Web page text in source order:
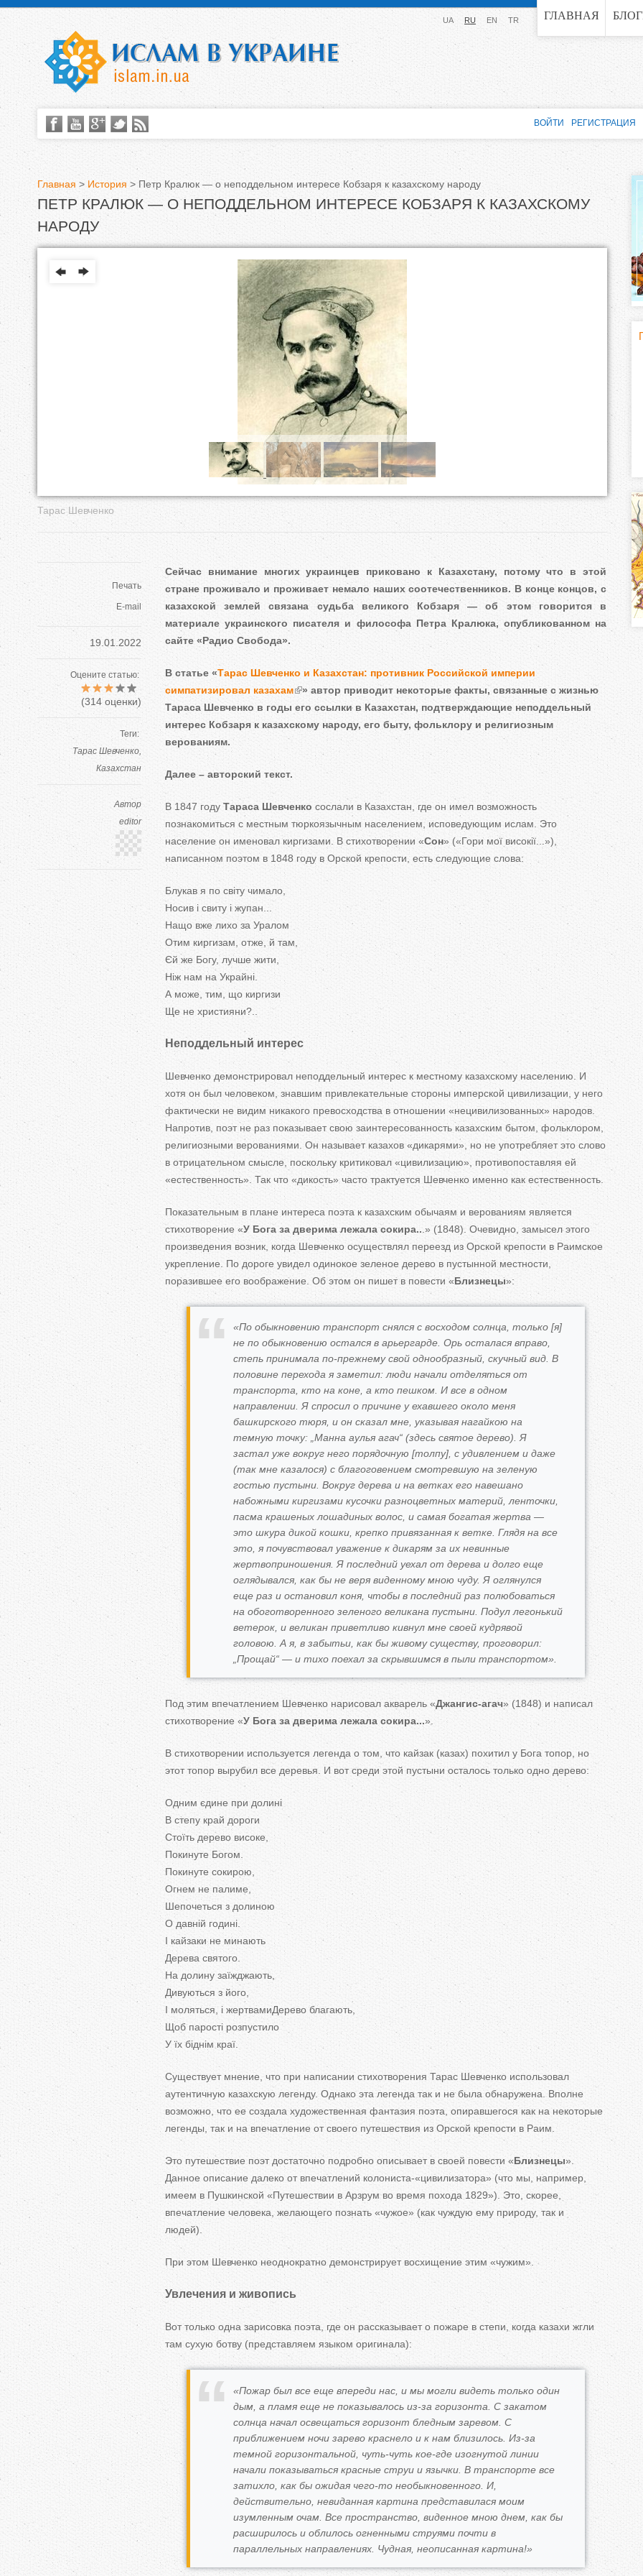
Jump to navigation ГЛАВНАЯ
UA RU EN TR
В
ы
Главная > История > Петр Кралюк — о неподдельном интересе Кобзаря к казахскому народу
ПЕТР КРАЛЮК — О НЕПОДДЕЛЬНОМ ИНТЕРЕСЕ КОБЗАРЯ К КАЗАХСКОМУ
НАРОДУ
Тарас Шевченко
Печать
E-mail
19.01.2022
Оцените статью:
(314 оценки)
Теги:
Тарас Шевченко
Казахстан
Автор
editor
Сейчас внимание многих украинцев приковано к Казахстану, потому что в этой
стране проживало и проживает немало наших соотечественников. В конце концов, с
казахской землей связана судьба великого Кобзаря — об этом говорится в
материале украинского писателя и философа Петра Кралюка, опубликованном на
сайте «Радио Свобода».
В статье «Тарас Шевченко и Казахстан: противник Российской империи
симпатизировал казахам
» автор приводит некоторые факты, связанные с жизнью
Тараса Шевченко в годы его ссылки в Казахстан, подтверждающие неподдельный
интерес Кобзаря к казахскому народу, его быту, фольклору и религиозным
верованиям.
Далее – авторский текст.
В 1847 году Тараса Шевченко сослали в Казахстан, где он имел возможность
познакомиться с местным тюркоязычным населением, исповедующим ислам. Это
население он именовал киргизами. В стихотворении «Сон» («Гори мої високії...»),
написанном поэтом в 1848 году в Орской крепости, есть следующие слова:
Блукав я по світу чимало,
Носив і свиту і жупан...
Нащо вже лихо за Уралом
Отим киргизам, отже, й там,
Єй же Богу, лучше жити,
Ніж нам на Украйні.
А може, тим, що киргизи
Ще не християни?..
Неподдельный интерес
Шевченко демонстрировал неподдельный интерес к местному казахскому населению. И
хотя он был человеком, знавшим привлекательные стороны имперской цивилизации, у него
фактически не видим никакого превосходства в отношении «нецивилизованных» народов.
Напротив, поэт не раз показывает свою заинтересованность казахским бытом, фольклором,
религиозными верованиями. Он называет казахов «дикарями», но не употребляет это слово
в отрицательном смысле, поскольку критиковал «цивилизацию», противопоставляя ей
«естественность». Так что «дикость» часто трактуется Шевченко именно как естественность.
Показательным в плане интереса поэта к казахским обычаям и верованиям является
стихотворение «У Бога за дверима лежала сокира.. .» (1848). Очевидно, замысел этого
произведения возник, когда Шевченко осуществлял переезд из Орской крепости в Раимское
укрепление. По дороге увидел одинокое зеленое дерево в пустынной местности,
поразившее его воображение. Об этом он пишет в повести «Близнецы»:
«По обыкновению транспорт снялся с восходом солнца, только [я]
не по обыкновению остался в арьергарде. Орь осталася вправо,
степь принимала по-прежнему свой однообразный, скучный вид. В
половине перехода я заметил: люди начали отделяться от
транспорта, кто на коне, а кто пешком. И все в одном
направлении. Я спросил о причине у ехавшего около меня
башкирского тюря, и он сказал мне, указывая нагайкою на
темную точку: „Манна аулья агач“ (здесь святое дерево). Я
застал уже вокруг него порядочную [толпу], с удивлением и даже
(так мне казалося) с благоговением смотревшую на зеленую
гостью пустыни. Вокруг дерева и на ветках его навешано
набожными киргизами кусочки разноцветных материй, ленточки,
пасма крашеных лошадиных волос, и самая богатая жертва —
это шкура дикой кошки, крепко привязанная к ветке. Глядя на все
это, я почувствовал уважение к дикарям за их невинные
жертвоприношения. Я последний уехал от дерева и долго еще
оглядывался, как бы не веря виденному мною чуду. Я оглянулся
еще раз и остановил коня, чтобы в последний раз полюбоваться
на обоготворенного зеленого великана пустыни. Подул легонький
ветерок, и великан приветливо кивнул мне своей кудрявой
головою. А я, в забытьи, как бы живому существу, проговорил:
„Прощай“ — и тихо поехал за скрывшимся в пыли транспортом».
Под этим впечатлением Шевченко нарисовал акварель «Джангис-агач» (1848) и написал
стихотворение «У Бога за дверима лежала сокира...».
В стихотворении используется легенда о том, что кайзак (казах) похитил у Бога топор, но
этот топор вырубил все деревья. И вот среди этой пустыни осталось только одно дерево:
Одним єдине при долині
В степу край дороги
Стоїть дерево високе,
Покинуте Богом.
Покинуте сокирою,
Огнем не палиме,
Шепочеться з долиною
О давній годині.
І кайзаки не минають
Дерева святого.
На долину заїжджають,
Дивуються з його,
І моляться, і жертвамиДерево благають,
Щоб парості розпустило
У їх біднім краї.
Существует мнение, что при написании стихотворения Тарас Шевченко использовал
аутентичную казахскую легенду. Однако эта легенда так и не была обнаружена. Вполне
возможно, что ее создала художественная фантазия поэта, опиравшегося как на некоторые
легенды, так и на впечатление от своего путешествия из Орской крепости в Раим.
Это путешествие поэт достаточно подробно описывает в своей повести «Близнецы».
Данное описание далеко от впечатлений колониста-«цивилизатора» (что мы, например,
имеем в Пушкинской «Путешествии в Арзрум во время похода 1829»). Это, скорее,
впечатление человека, желающего познать «чужое» (как чуждую ему природу, так и
людей).
При этом Шевченко неоднократно демонстрирует восхищение этим «чужим».
Увлечения и живопись
Вот только одна зарисовка поэта, где он рассказывает о пожаре в степи, когда казахи жгли
там сухую ботву (представляем языком оригинала):
«Пожар был все еще впереди нас, и мы могли видеть только один
дым, а пламя еще не показывалось из-за горизонта. С закатом
солнца начал освещаться горизонт бледным заревом. С
приближением ночи зарево краснело и к нам близилось. Из-за
темной горизонтальной, чуть-чуть кое-где изогнутой линии
начали показываться красные струи и язычки. В транспорте все
затихло, как бы ожидая чего-то необыкновенного. И,
действительно, невиданная картина представилася моим
изумленным очам. Все пространство, виденное мною днем, как бы
расширилось и облилось огненными струями почти в
параллельных направлениях. Чудная, неописанная картина!»
ВОЙТИ РЕГИСТРАЦИЯ
о
н
т
а
л
ь
е
а
к
к
к
)